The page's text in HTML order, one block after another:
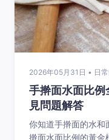
2026年05月31日 • 日
手擀面水面比例
見問題解答
你知道手擀面的水和
擀面水面比例的黃金